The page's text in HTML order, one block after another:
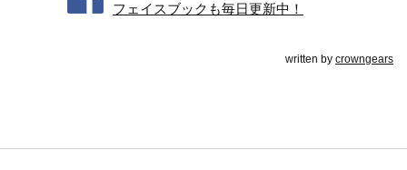
フェイスブックも毎日更新中！
written by crowngears